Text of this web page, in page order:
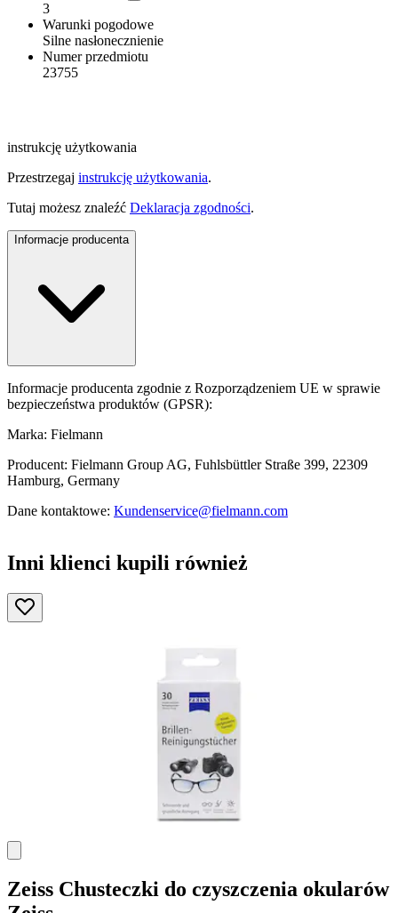
3
Warunki pogodowe
Silne nasłonecznienie
Numer przedmiotu
23755
instrukcję użytkowania
Przestrzegaj instrukcję użytkowania.
Tutaj możesz znaleźć Deklaracja zgodności.
Informacje producenta
Informacje producenta zgodnie z Rozporządzeniem UE w sprawie
bezpieczeństwa produktów (GPSR):
Marka: Fielmann
Producent: Fielmann Group AG, Fuhlsbüttler Straße 399, 22309
Hamburg, Germany
Dane kontaktowe: Kundenservice@fielmann.com
Inni klienci kupili również
Zeiss Chusteczki do czyszczenia okularów